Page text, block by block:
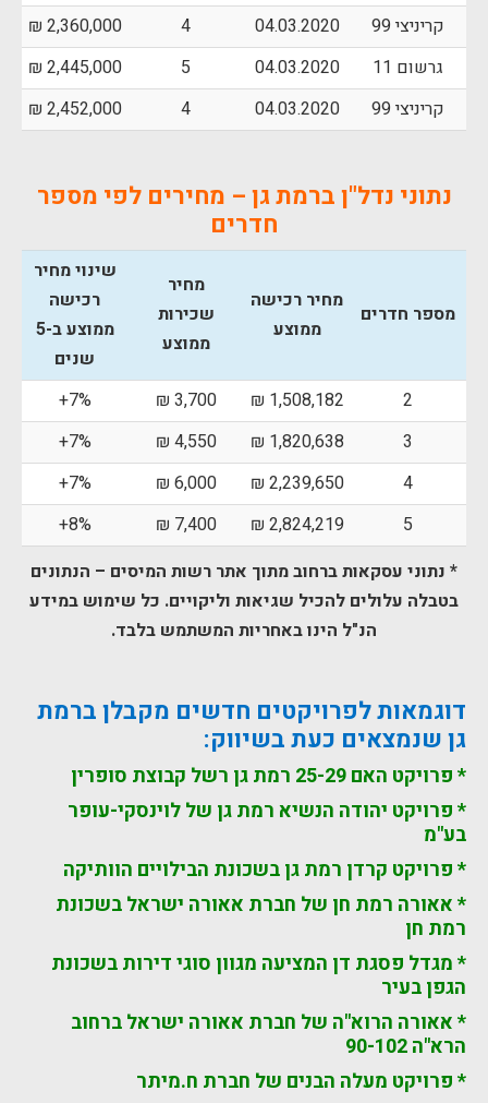
קריניצי 99
04.03.2020
4
2,360,000 ₪
גרשום 11
04.03.2020
5
2,445,000 ₪
קריניצי 99
04.03.2020
4
2,452,000 ₪
נתוני נדל"ן ברמת גן – מחירים לפי מספר
חדרים
מספר חדרים
מחיר רכישה
ממוצע
מחיר
שכירות
ממוצע
שינוי מחיר
רכישה
ממוצע ב-5
שנים
2
1,508,182 ₪
3,700 ₪
7%+
3
1,820,638 ₪
4,550 ₪
7%+
4
2,239,650 ₪
6,000 ₪
7%+
5
2,824,219 ₪
7,400 ₪
8%+
* נתוני עסקאות ברחוב מתוך אתר רשות המיסים – הנתונים
בטבלה עלולים להכיל שגיאות וליקויים. כל שימוש במידע
הנ"ל הינו באחריות המשתמש בלבד.
דוגמאות לפרויקטים חדשים מקבלן ברמת
גן שנמצאים כעת בשיווק:
* פרויקט האם 25-29 רמת גן רשל קבוצת סופרין
* פרויקט יהודה הנשיא רמת גן של לוינסקי-עופר
בע"מ
* פרויקט קרדן רמת גן בשכונת הבילויים הוותיקה
* אאורה רמת חן של חברת אאורה ישראל בשכונת
רמת חן
* מגדל פסגת דן המציעה מגוון סוגי דירות בשכונת
הגפן בעיר
* אאורה הרוא"ה של חברת אאורה ישראל ברחוב
הרא"ה 90-102
* פרויקט מעלה הבנים של חברת ח.מיתר